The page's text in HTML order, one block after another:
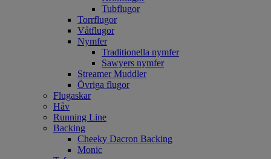
Tubflugor
Torrflugor
Våtflugor
Nymfer
Traditionella nymfer
Sawyers nymfer
Streamer Muddler
Övriga flugor
Flugaskar
Håv
Running Line
Backing
Cheeky Dacron Backing
Monic